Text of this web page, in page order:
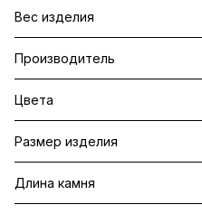
Вес изделия
Производитель
Цвета
Размер изделия
Длина камня